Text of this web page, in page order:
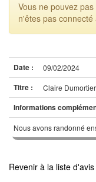
Vous ne pouvez
n'êtes pas
Date : 09/02/2024
Titre : Claire Dumortier
Informations
Nous avons randonné
Revenir à la liste